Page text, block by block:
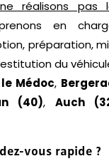
réalisons pas
en
préparation,
du
le Médoc,
(40),Auch
vous rapide ?